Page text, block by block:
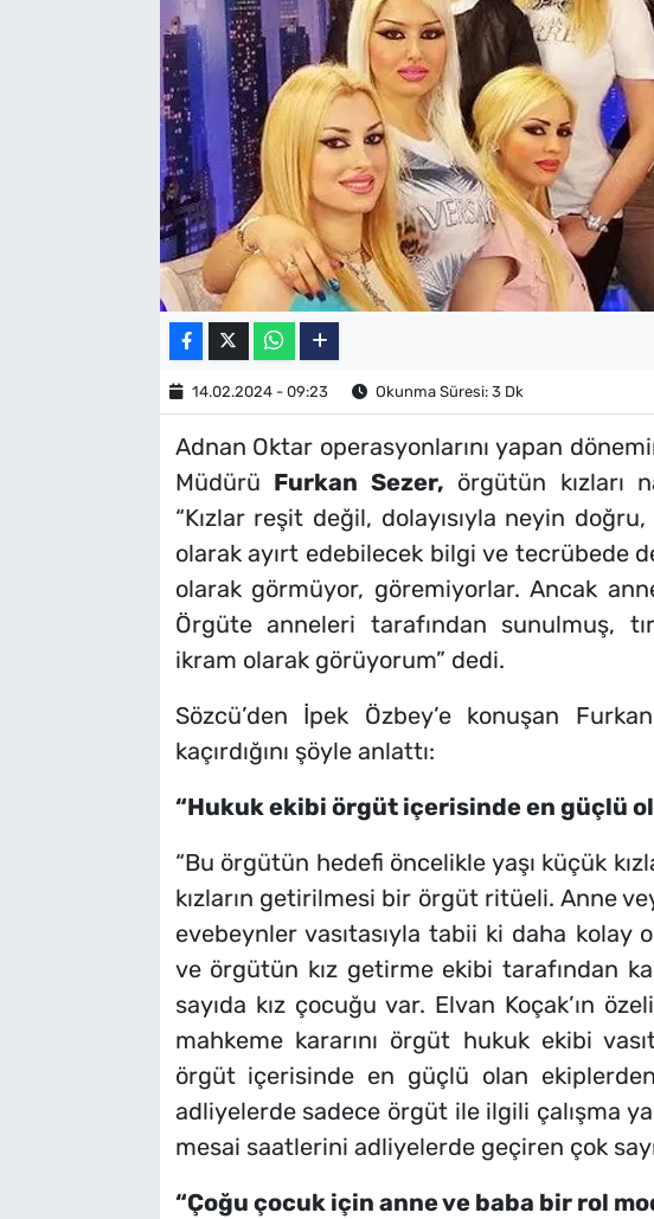
14.02.2024 - 09:23 Okunma Süresi: 3 Dk
Adnan Oktar operasyonlarını yapan
Müdürü Furkan Sezer, örgütün kızları
“Kızlar reşit değil, dolayısıyla neyin
olarak ayırt edebilecek bilgi ve tecrübede
olarak görmüyor, göremiyorlar. Ancak
Örgüte anneleri tarafından sunulmuş,
ikram olarak görüyorum” dedi.
Sözcü’den İpek Özbey’e konuşan
kaçırdığını şöyle anlattı:
“Hukuk ekibi örgüt içerisinde en güçlü
“Bu örgütün hedefi öncelikle yaşı küçük
kızların getirilmesi bir örgüt ritüeli. Anne
evebeynler vasıtasıyla tabii ki daha kolay
ve örgütün kız getirme ekibi tarafından
sayıda kız çocuğu var. Elvan Koçak’ın
mahkeme kararını örgüt hukuk ekibi
örgüt içerisinde en güçlü olan
adliyelerde sadece örgüt ile ilgili çalışma
mesai saatlerini adliyelerde geçiren çok
“Çoğu çocuk için anne ve baba bir rol
TV REHBERİ